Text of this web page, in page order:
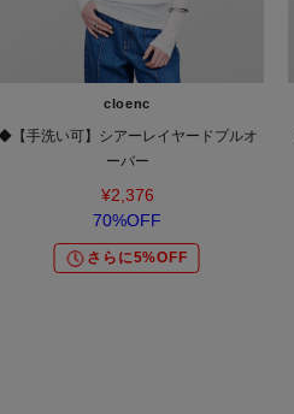
cloenc
【手洗い可】シアーレイヤードプルオ
ーバー
¥2,376
70%OFF
さらに5%OFF